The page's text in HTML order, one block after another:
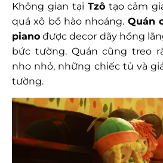
Không gian tại Tzôtạo cảm
quá xô bồ hào nhoáng. Quán
piano được decor dãy hồng
bức tường. Quán cũng treo
nho nhỏ, những chiếc tủ và
tường.